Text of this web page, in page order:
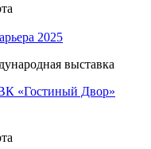
2025
выставка
«Гостиный Двор»